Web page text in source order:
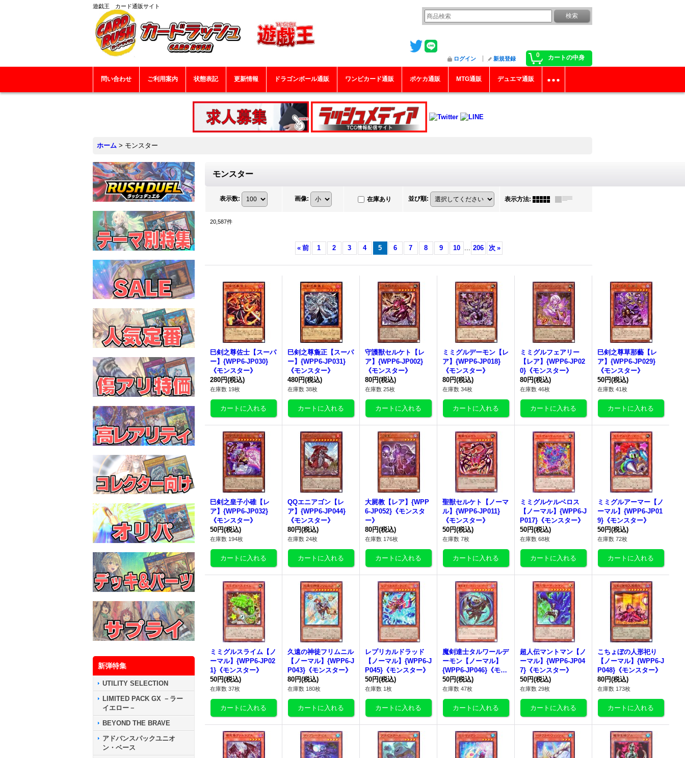
遊戯王 カード通販サイト
0 カートの中身
ログイン 新規登録
問い合わせ ご利用案内 状態表記 更新情報 ドラゴンボール通販 ワンピカード通販 ポケカ通販 MTG通販 デュエマ通販
ホーム > モンスター
新弾特集
UTILITY SELECTION
LIMITED PACK GX －ラー
イエロー－
BEYOND THE BRAVE
アドバンスパックユニオ
ン・ベース
モンスター
表示数: 画像: 在庫あり 並び順: 表示方法:
20,587件
« 前 1 2 3 4 5 6 7 8 9 10 ... 206 次 »
巳剣之尊佐士【スーパ
ー】{WPP6-JP030}
《モンスター》
280円(税込)
在庫数 19枚
巳剣之尊麁正【スーパ
ー】{WPP6-JP031}
《モンスター》
480円(税込)
在庫数 38枚
守護獣セルケト【レ
ア】{WPP6-JP002}
《モンスター》
80円(税込)
在庫数 25枚
ミミグルデーモン【レ
ア】{WPP6-JP018}
《モンスター》
80円(税込)
在庫数 34枚
ミミグルフェアリー
【レア】{WPP6-JP02
0}《モンスター》
80円(税込)
在庫数 46枚
巳剣之尊草那藝【レ
ア】{WPP6-JP029}
《モンスター》
50円(税込)
在庫数 41枚
巳剣之皇子小碓【レ
ア】{WPP6-JP032}
《モンスター》
50円(税込)
在庫数 194枚
QQエニアゴン【レ
ア】{WPP6-JP044}
《モンスター》
80円(税込)
在庫数 24枚
大屍教【レア】{WPP
6-JP052}《モンスタ
ー》
80円(税込)
在庫数 176枚
聖獣セルケト【ノーマ
ル】{WPP6-JP011}
《モンスター》
50円(税込)
在庫数 7枚
ミミグルケルベロス
【ノーマル】{WPP6-J
P017}《モンスター》
50円(税込)
在庫数 68枚
ミミグルアーマー【ノ
ーマル】{WPP6-JP01
9}《モンスター》
50円(税込)
在庫数 72枚
ミミグルスライム【ノ
ーマル】{WPP6-JP02
1}《モンスター》
50円(税込)
在庫数 37枚
久遠の神徒フリムニル
【ノーマル】{WPP6-J
P043}《モンスター》
80円(税込)
在庫数 180枚
レプリカルドラッド
【ノーマル】{WPP6-J
P045}《モンスター》
50円(税込)
在庫数 1枚
魔剣達士タルワールデ
ーモン【ノーマル】
{WPP6-JP046}《モン
スター》
50円(税込)
在庫数 47枚
超人伝マントマン【ノ
ーマル】{WPP6-JP04
7}《モンスター》
50円(税込)
在庫数 29枚
こちょぼの人形祀り
【ノーマル】{WPP6-J
P048}《モンスター》
80円(税込)
在庫数 173枚